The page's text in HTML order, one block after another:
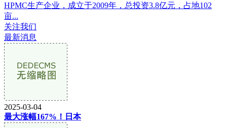
HPMC生产企业，成立于2009年，总投资3.8亿元，占地102
亩...
关注我们
最新消息
2025-03-04
最大涨幅167%！日本